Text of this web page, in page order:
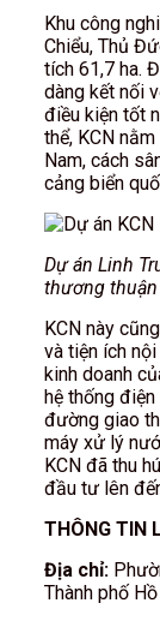
Khu công
Chiểu, Thủ
tích 61,7 ha.
dàng kết nối
điều kiện tốt
thể, KCN
Nam, cách
cảng biển
Dự án Linh
thương
KCN này
và tiện ích
kinh doanh
hệ thống
đường giao
máy xử lý
KCN đã thu
đầu tư lên
THÔNG TIN
Địa chỉ:
Thành phố